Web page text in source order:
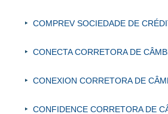
COMPREV SOCIEDADE DE
CONECTA CORRETORA DE
CONEXION CORRETORA DE
CONFIDENCE CORRETORA DE